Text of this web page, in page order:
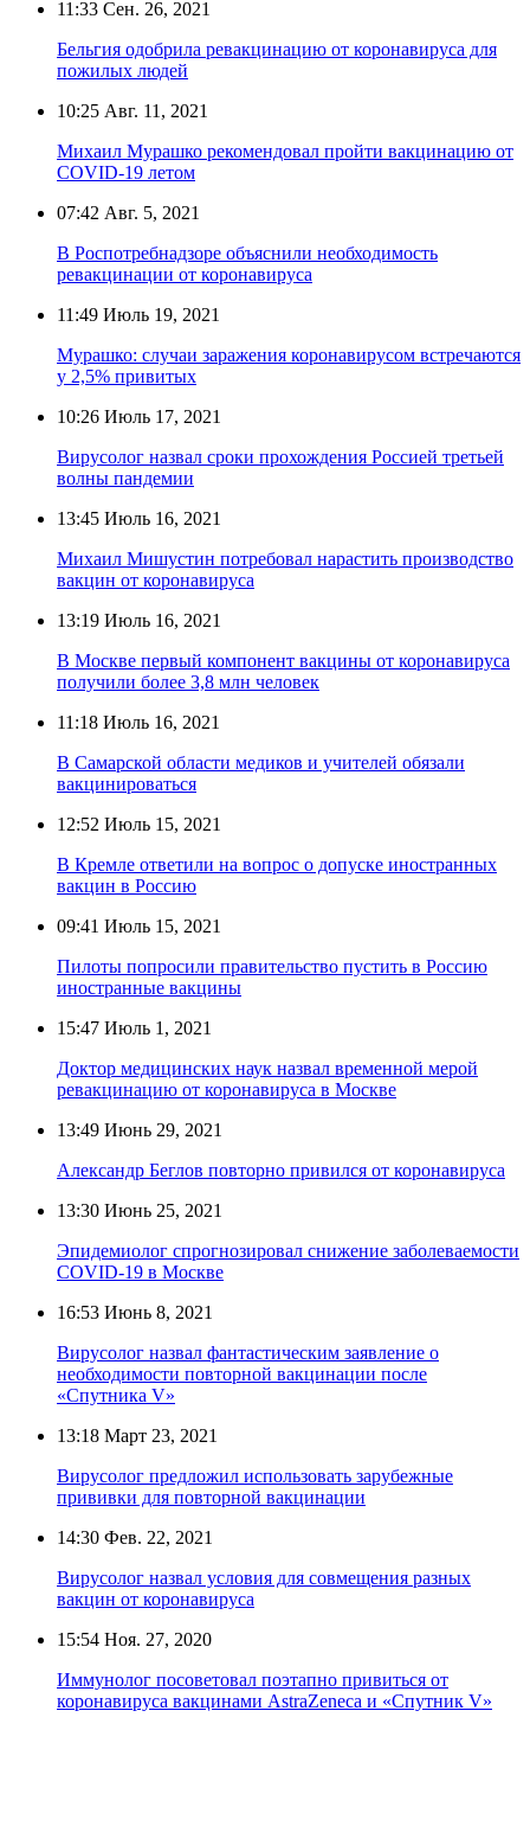
11:33 Сен. 26, 2021
Бельгия одобрила ревакцинацию от коронавируса для
пожилых людей
10:25 Авг. 11, 2021
Михаил Мурашко рекомендовал пройти вакцинацию от
COVID-19 летом
07:42 Авг. 5, 2021
В Роспотребнадзоре объяснили необходимость
ревакцинации от коронавируса
11:49 Июль 19, 2021
Мурашко: случаи заражения коронавирусом встречаются
у 2,5% привитых
10:26 Июль 17, 2021
Вирусолог назвал сроки прохождения Россией третьей
волны пандемии
13:45 Июль 16, 2021
Михаил Мишустин потребовал нарастить производство
вакцин от коронавируса
13:19 Июль 16, 2021
В Москве первый компонент вакцины от коронавируса
получили более 3,8 млн человек
11:18 Июль 16, 2021
В Самарской области медиков и учителей обязали
вакцинироваться
12:52 Июль 15, 2021
В Кремле ответили на вопрос о допуске иностранных
вакцин в Россию
09:41 Июль 15, 2021
Пилоты попросили правительство пустить в Россию
иностранные вакцины
15:47 Июль 1, 2021
Доктор медицинских наук назвал временной мерой
ревакцинацию от коронавируса в Москве
13:49 Июнь 29, 2021
Александр Беглов повторно привился от коронавируса
13:30 Июнь 25, 2021
Эпидемиолог спрогнозировал снижение заболеваемости
COVID-19 в Москве
16:53 Июнь 8, 2021
Вирусолог назвал фантастическим заявление о
необходимости повторной вакцинации после
«Спутника V»
13:18 Март 23, 2021
Вирусолог предложил использовать зарубежные
прививки для повторной вакцинации
14:30 Фев. 22, 2021
Вирусолог назвал условия для совмещения разных
вакцин от коронавируса
15:54 Ноя. 27, 2020
Иммунолог посоветовал поэтапно привиться от
коронавируса вакцинами AstraZeneca и «Спутник V»